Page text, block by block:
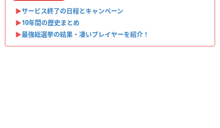
▶︎サービス終了の日程とキャンペーン
▶︎10年間の歴史まとめ
▶︎最強総選挙の結果・凄いプレイヤーを紹介！